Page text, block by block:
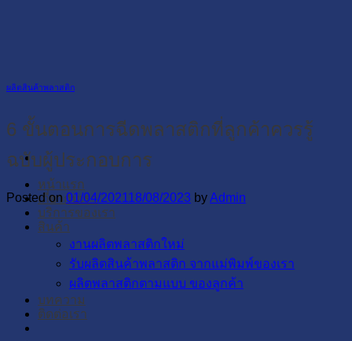
หน้าแรก
เกี่ยวกับเรา
บริการของเรา
สินค้า
งานผลิตพลาสติกใหม่
รับผลิตสินค้าพลาสติก จากแม่พิมพ์ของเรา
ผลิตพลาสติกตามแบบ ของลูกค้า
บทความ
ติดต่อเรา
ผลิตสินค้าพลาสติก
6 ขั้นตอนการฉีดพลาสติกที่ลูกค้าควรรู้
ฉบับผู้ประกอบการ
Posted on01/04/202118/08/2023 byAdmin